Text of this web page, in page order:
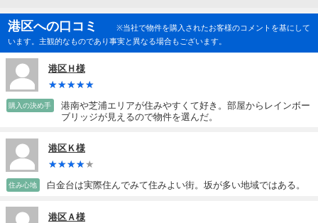
港区への口コミ
※当社で物件を購入されたお客様のコメントを基にして
います。主観的なものであり事実と異なる場合もございます。
港区Ｈ様
購入の決め手
港南や芝浦エリアが住みやすくて好き。部屋からレインボー
ブリッジが見えるので物件を選んだ。
港区Ｋ様
住み心地 白金台は実際住んでみて住みよい街。坂が多い地域ではある。
港区Ａ様